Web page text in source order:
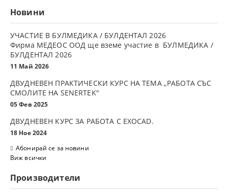
Новини
УЧАСТИЕ В БУЛМЕДИКА / БУЛДЕНТАЛ 2026
Фирма МЕДЕОС ООД ще вземе участие в БУЛМЕДИКА /
БУЛДЕНТАЛ 2026
11 Май 2026
ДВУДНЕВЕН ПРАКТИЧЕСКИ КУРС НА ТЕМА „РАБОТА СЪС
СМОЛИТЕ НА SENERTEK"
05 Фев 2025
ДВУДНЕВЕН КУРС ЗА РАБОТА С ЕXOCAD.
18 Ное 2024
Абонирай се за новини
Виж всички
Производители